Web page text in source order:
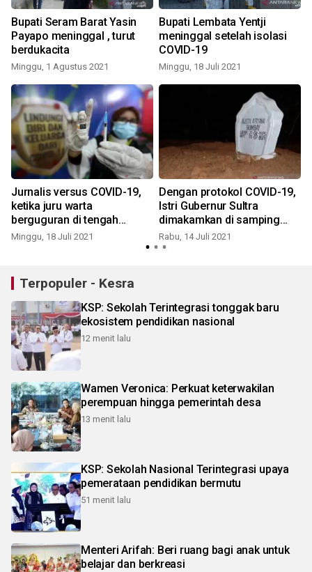
Bupati Seram Barat Yasin
Payapo meninggal , turut
berdukacita
Minggu, 1 Agustus 2021
Bupati Lembata Yentji
meninggal setelah isolasi
COVID-19
Minggu, 18 Juli 2021
Jurnalis versus COVID-19,
ketika juru warta
berguguran di tengah
pandemi
Minggu, 18 Juli 2021
Dengan protokol COVID-19,
Istri Gubernur Sultra
dimakamkan di samping
pusara neneknya
Rabu, 14 Juli 2021
Terpopuler - Kesra
KSP: Sekolah Terintegrasi tonggak baru
ekosistem pendidikan nasional
12 menit lalu
Wamen Veronica: Perkuat keterwakilan
perempuan hingga pemerintah desa
13 menit lalu
KSP: Sekolah Nasional Terintegrasi upaya
pemerataan pendidikan bermutu
51 menit lalu
Menteri Arifah: Beri ruang bagi anak untuk
belajar dan berkreasi